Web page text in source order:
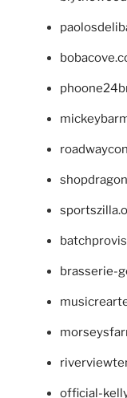
brasserie-
official-